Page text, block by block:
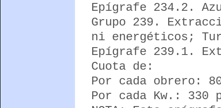
Epígrafe 234.2.
Grupo 239.
ni energéticos;
Epígrafe 239.1.
Cuota de:
Por cada obrero:
Por cada Kw.: 330